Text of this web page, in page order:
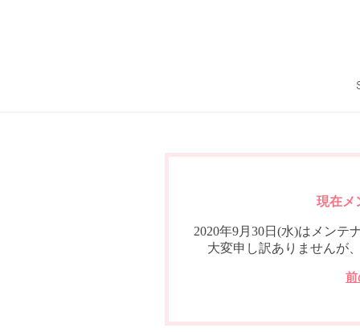
現在メ
2020年9月30日(水)はメンテ
大変申し訳ありませんが
前